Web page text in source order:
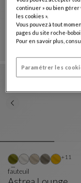
Astrea
Fauteuil - Tissus
Voir La
fauteuil - tissus orsetto
2 560 CHF
+23
fauteuil
+11
continuer » ou bien
les cookies ».
Vous pouvez à tout
pages du site roche-
Pour en savoir plus,
Paramétrer les